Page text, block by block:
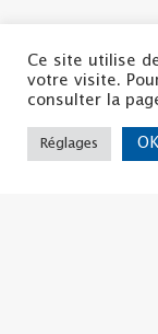
Politique de
Mentions légales
Copyright ©2022 | La
Ce site utilise
votre visite.
consulter la
Réglages OK